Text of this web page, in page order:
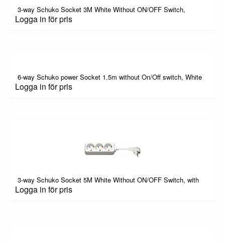
3-way Schuko Socket 3M White Without ON/OFF Switch,
Logga in för pris
6-way Schuko power Socket 1.5m without On/Off switch, White
Logga in för pris
3-way Schuko Socket 5M White Without ON/OFF Switch, with
Logga in för pris